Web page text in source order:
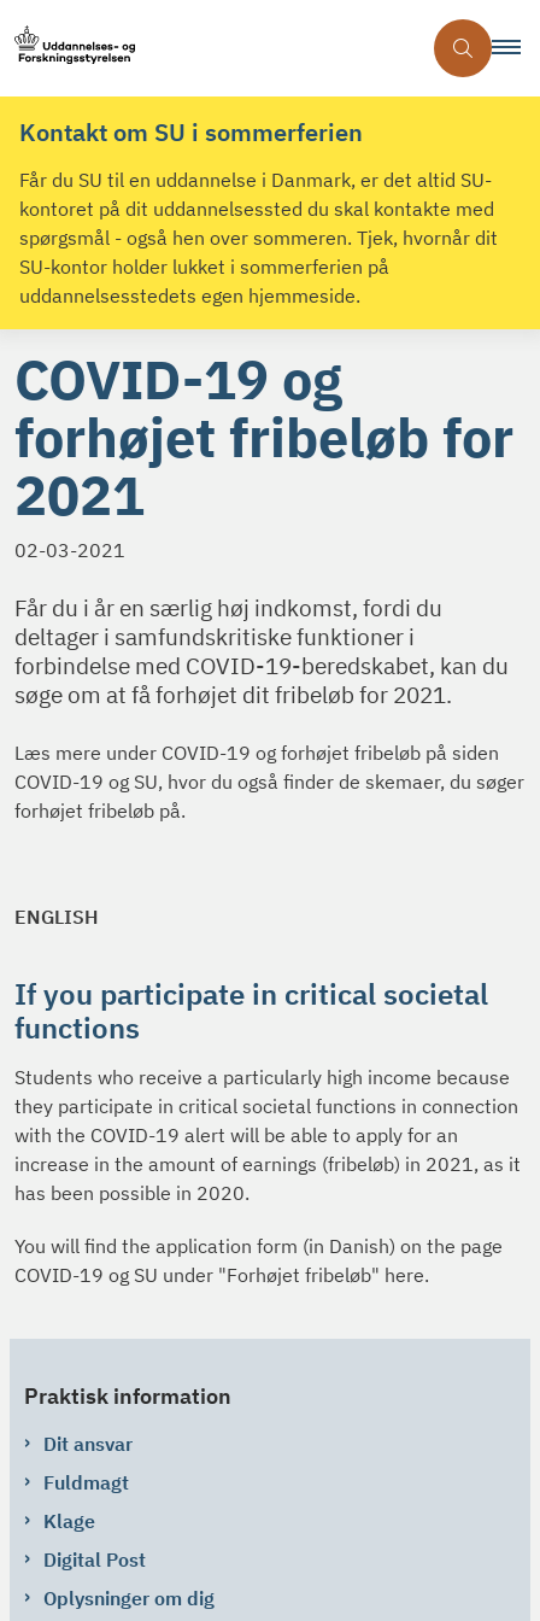
Kontakt om SU i sommerferien
Får du SU til en uddannelse i Danmark, er det altid SU-
kontoret på dit uddannelsessted du skal kontakte med
spørgsmål - også hen over sommeren. Tjek, hvornår dit
SU-kontor holder lukket i sommerferien på
uddannelsesstedets egen hjemmeside.
COVID-19 og
forhøjet fribeløb for
2021
02-03-2021
Får du i år en særlig høj indkomst, fordi du
deltager i samfundskritiske funktioner i
forbindelse med COVID-19-beredskabet, kan du
søge om at få forhøjet dit fribeløb for 2021.
Læs mere under COVID-19 og forhøjet fribeløb på siden
COVID-19 og SU, hvor du også finder de skemaer, du søger
forhøjet fribeløb på.
ENGLISH
If you participate in critical societal
functions
Students who receive a particularly high income because
they participate in critical societal functions in connection
with the COVID-19 alert will be able to apply for an
increase in the amount of earnings (fribeløb) in 2021, as it
has been possible in 2020.
You will find the application form (in Danish) on the page
COVID-19 og SU under "Forhøjet fribeløb" here.
Praktisk information
Dit ansvar
Fuldmagt
Klage
Digital Post
Oplysninger om dig